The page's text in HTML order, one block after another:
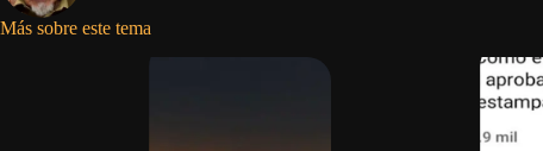
Más sobre este tema